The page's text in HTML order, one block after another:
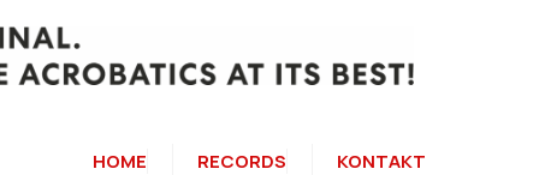
HOME RECORDS KONTAKT